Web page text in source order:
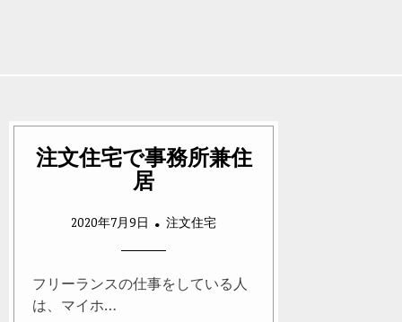
注文住宅で事務所兼住
居
2020年7月9日 注文住宅
フリーランスの仕事をしている人
は、マイホ…